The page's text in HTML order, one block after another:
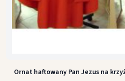
Ornat haftowany Pan Jezus na